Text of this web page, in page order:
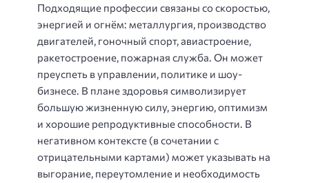
Подходящие профессии связаны со скоростью,
энергией и огнём: металлургия, производство
двигателей, гоночный спорт, авиастроение,
ракетостроение, пожарная служба. Он может
преуспеть в управлении, политике и шоу-
бизнесе. В плане здоровья символизирует
большую жизненную силу, энергию, оптимизм
и хорошие репродуктивные способности. В
негативном контексте (в сочетании с
отрицательными картами) может указывать на
выгорание, переутомление и необходимость